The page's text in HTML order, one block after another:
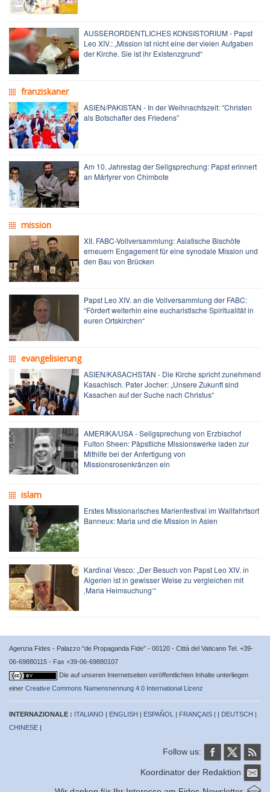
AUSSERORDENTLICHES KONSISTORIUM - Papst
Leo XIV.: „Mission ist nicht eine der vielen Aufgaben
der Kirche. Sie ist ihr Existenzgrund“
franziskaner
ASIEN/PAKISTAN - In der Weihnachtszeit: “Christen
als Botschafter des Friedens”
Am 10. Jahrestag der Seligsprechung: Papst erinnert
an Märtyrer von Chimbote
mission
XII. FABC-Vollversammlung: Asiatische Bischöfe
erneuern Engagement für eine synodale Mission und
den Bau von Brücken
Papst Leo XIV. an die Vollversammlung der FABC:
“Fördert weiterhin eine eucharistische Spiritualität in
euren Ortskirchen“
evangelisierung
ASIEN/KASACHSTAN - Die Kirche spricht zunehmend
Kasachisch. Pater Jocher: „Unsere Zukunft sind
Kasachen auf der Suche nach Christus“
AMERIKA/USA - Seligsprechung von Erzbischof
Fulton Sheen: Päpstliche Missionswerke laden zur
Mithilfe bei der Anfertigung von
Missionsrosenkränzen ein
islam
Erstes Missionarisches Marienfestival im Wallfahrtsort
Banneux: Maria und die Mission in Asien
Kardinal Vesco: „Der Besuch von Papst Leo XIV. in
Algerien ist in gewisser Weise zu vergleichen mit
‚Maria Heimsuchung‘“
Agenzia Fides - Palazzo “de Propaganda Fide” - 00120 - Città del Vaticano Tel. +39-
06-69880115 - Fax +39-06-69880107
Die auf unseren Internetseiten veröffentlichten Inhalte unterliegen
einer Creative Commons Namensnennung 4.0 International Lizenz
INTERNAZIONALE : ITALIANO | ENGLISH | ESPAÑOL | FRANÇAIS | | DEUTSCH |
CHINESE |
Follow us:
Koordinator der Redaktion